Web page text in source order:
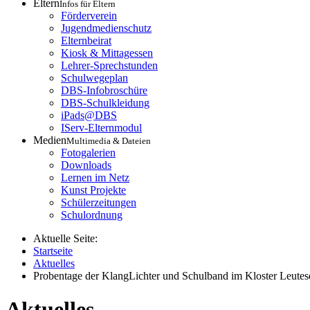
ElternInfos für Eltern
Förderverein
Jugendmedienschutz
Elternbeirat
Kiosk & Mittagessen
Lehrer-Sprechstunden
Schulwegeplan
DBS-Infobroschüre
DBS-Schulkleidung
iPads@DBS
IServ-Elternmodul
MedienMultimedia & Dateien
Fotogalerien
Downloads
Lernen im Netz
Kunst Projekte
Schülerzeitungen
Schulordnung
Aktuelle Seite:
Startseite
Aktuelles
Probentage der KlangLichter und Schulband im Kloster